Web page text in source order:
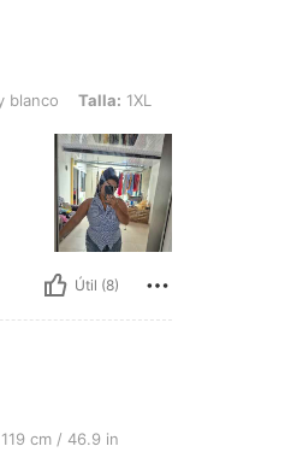
Cintura: 102 cm / 40 in, Busto: 118
blanco Talla: 1XL
Útil (8)
de arena, Caderas: 144 cm / 57 in,
119 cm / 46.9 in